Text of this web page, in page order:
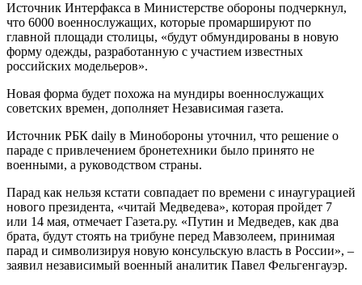
Источник Интерфакса в Министерстве обороны подчеркнул,
что 6000 военнослужащих, которые промаршируют по
главной площади столицы, «будут обмундированы в новую
форму одежды, разработанную с участием известных
российских модельеров».
Новая форма будет похожа на мундиры военнослужащих
советских времен, дополняет Независимая газета.
Источник РБК daily в Минобороны уточнил, что решение о
параде с привлечением бронетехники было принято не
военными, а руководством страны.
Парад как нельзя кстати совпадает по времени с инаугурацией
нового президента, «читай Медведева», которая пройдет 7
или 14 мая, отмечает Газета.ру. «Путин и Медведев, как два
брата, будут стоять на трибуне перед Мавзолеем, принимая
парад и символизируя новую консульскую власть в России», –
заявил независимый военный аналитик Павел Фельгенгауэр.